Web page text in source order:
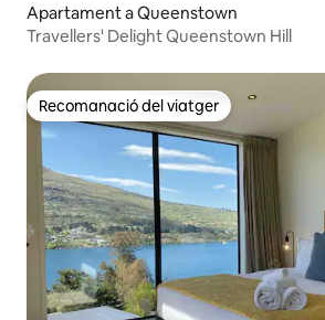
Apartament a Queenstown
Travellers' Delight Queenstown Hill
Recomanació del viatger
Recomanació del viatger